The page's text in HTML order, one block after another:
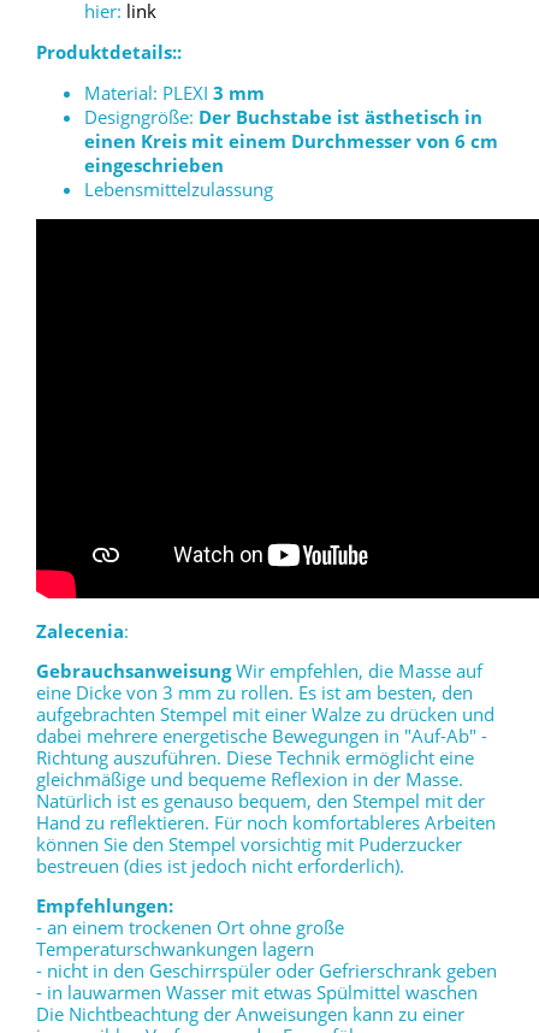
hier: link
Produktdetails::
Material: PLEXI 3 mm
Designgröße: Der Buchstabe ist ästhetisch in
einen Kreis mit einem Durchmesser von 6 cm
eingeschrieben
Lebensmittelzulassung
Zalecenia:
GebrauchsanweisungWir empfehlen, die Masse auf
eine Dicke von 3 mm zu rollen. Es ist am besten, den
aufgebrachten Stempel mit einer Walze zu drücken und
dabei mehrere energetische Bewegungen in "Auf-Ab" -
Richtung auszuführen. Diese Technik ermöglicht eine
gleichmäßige und bequeme Reflexion in der Masse.
Natürlich ist es genauso bequem, den Stempel mit der
Hand zu reflektieren. Für noch komfortableres Arbeiten
können Sie den Stempel vorsichtig mit Puderzucker
bestreuen (dies ist jedoch nicht erforderlich).
Empfehlungen:
- an einem trockenen Ort ohne große
Temperaturschwankungen lagern
- nicht in den Geschirrspüler oder Gefrierschrank geben
- in lauwarmen Wasser mit etwas Spülmittel waschen
Die Nichtbeachtung der Anweisungen kann zu einer